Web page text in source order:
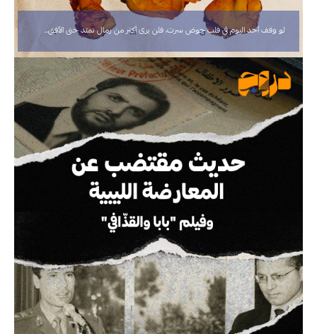
لو وقف أحد اليوم في قلب حوض سرت، فلن يرى أكثر من رمال تمتد حتى الأفق…